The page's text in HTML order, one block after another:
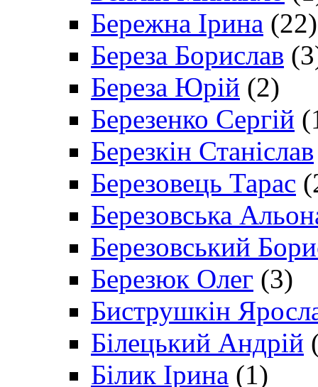
Бережна Ірина (22)
Береза Борислав
Береза Юрій (2)
Березенко Сергій
Березкін Станіслав
Березовець Тарас
Березовська
Березовський
Березюк Олег (3)
Биструшкін
Білецький Андрій
Білик Ірина (1)